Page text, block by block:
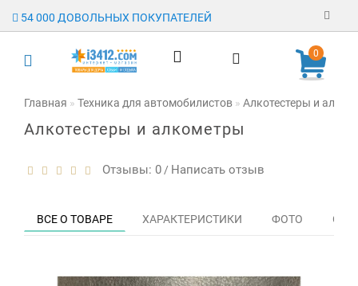
54 000 ДОВОЛЬНЫХ ПОКУПАТЕЛЕЙ
Регистрация
0
Главная Техника для автомобилистов Алкотестеры и
Алкотестеры и алкометры
Отзывы: 0 / Написать отзыв
ВСЕ О ТОВАРЕ ХАРАКТЕРИСТИКИ ФОТО